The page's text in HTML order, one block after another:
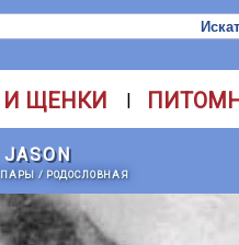
И ЩЕНКИ |
ПАРЫ / РОДОСЛОВНАЯ